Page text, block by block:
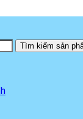
Tìm kiếm sản